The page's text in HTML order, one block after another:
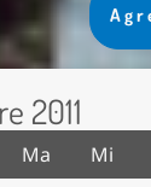
2011
Ma Mi